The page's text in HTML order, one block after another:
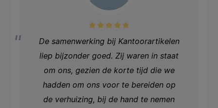
De samenwerking bij Kantoorartikelen
liep bijzonder goed. Zij waren in staat
om ons, gezien de korte tijd die we
hadden om ons voor te bereiden op
de verhuizing, bij de hand te nemen